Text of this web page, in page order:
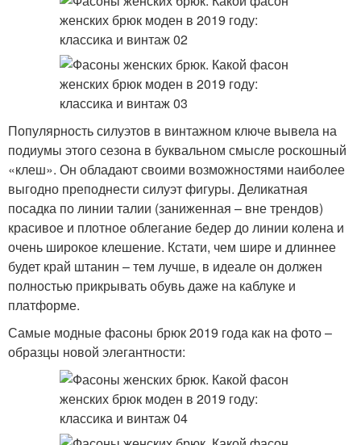
Популярность силуэтов в винтажном ключе вывела на
подиумы этого сезона в буквальном смысле роскошный
«клеш». Он обладают своими возможностями наиболее
выгодно преподнести силуэт фигуры. Деликатная
посадка по линии талии (заниженная – вне трендов)
красивое и плотное облегание бедер до линии колена и
очень широкое клешение. Кстати, чем шире и длиннее
будет край штанин – тем лучше, в идеале он должен
полностью прикрывать обувь даже на каблуке и
платформе.
Самые модные фасоны брюк 2019 года как на фото –
образцы новой элегантности: